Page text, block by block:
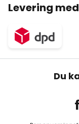
Levering med
Du